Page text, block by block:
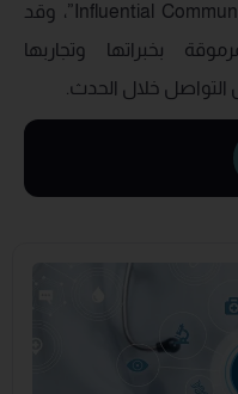
الإعلامية، والاتصال المؤثر “Influential Communication”، وقد
بخبراتها وتجاربها
خلال الحدث.